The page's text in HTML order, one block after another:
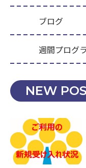
ブログ
週間プログ
NEW